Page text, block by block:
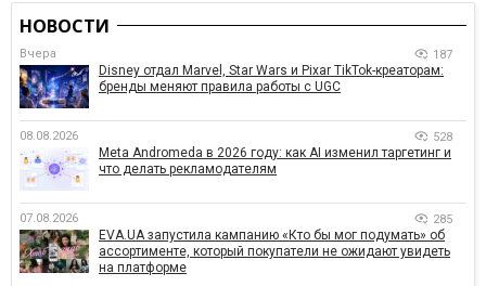
НОВОСТИ
Вчера 187
Disney отдал Marvel, Star Wars и Pixar TikTok-креаторам:
бренды меняют правила работы с UGC
08.08.2026 528
Meta Andromeda в 2026 году: как AI изменил таргетинг и
что делать рекламодателям
07.08.2026 285
EVA.UA запустила кампанию «Кто бы мог подумать» об
ассортименте, который покупатели не ожидают увидеть
на платформе